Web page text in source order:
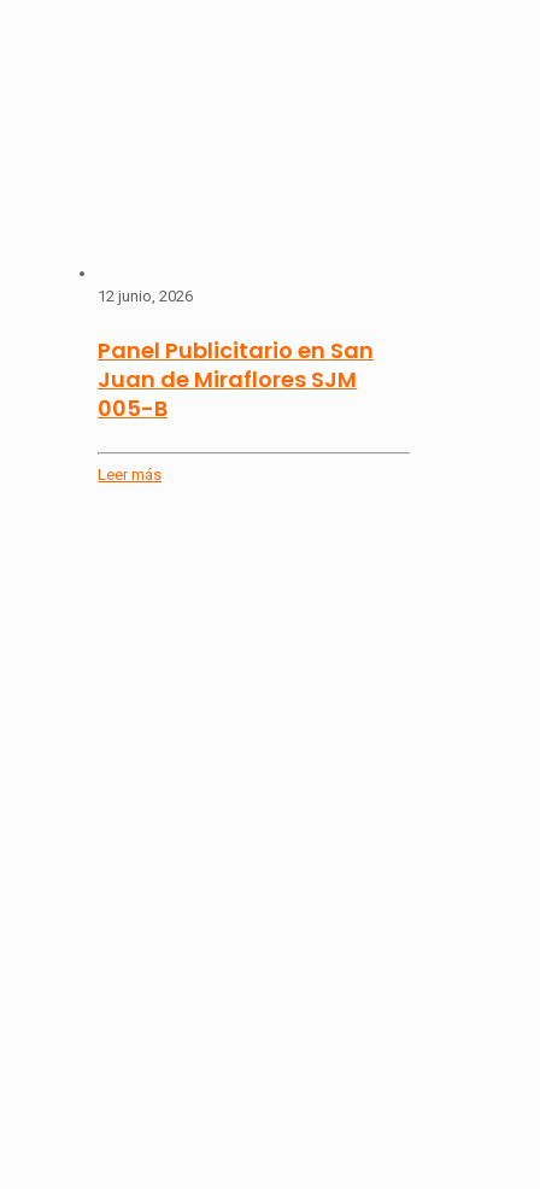
12 junio, 2026
Panel Publicitario en San
Juan de Miraflores SJM
005-B
Leer más